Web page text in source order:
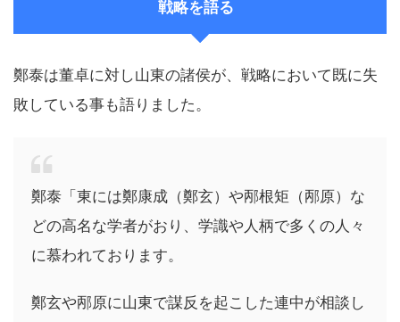
戦略を語る
鄭泰は董卓に対し山東の諸侯が、戦略において既に失
敗している事も語りました。
鄭泰「東には鄭康成（鄭玄）や邴根矩（邴原）な
どの高名な学者がおり、学識や人柄で多くの人々
に慕われております。
鄭玄や邴原に山東で謀反を起こした連中が相談し